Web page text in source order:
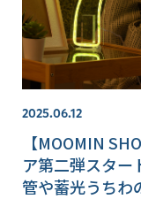
2025.06.12
【MOOMIN
ア第二弾スター
管や蓄光うちわ